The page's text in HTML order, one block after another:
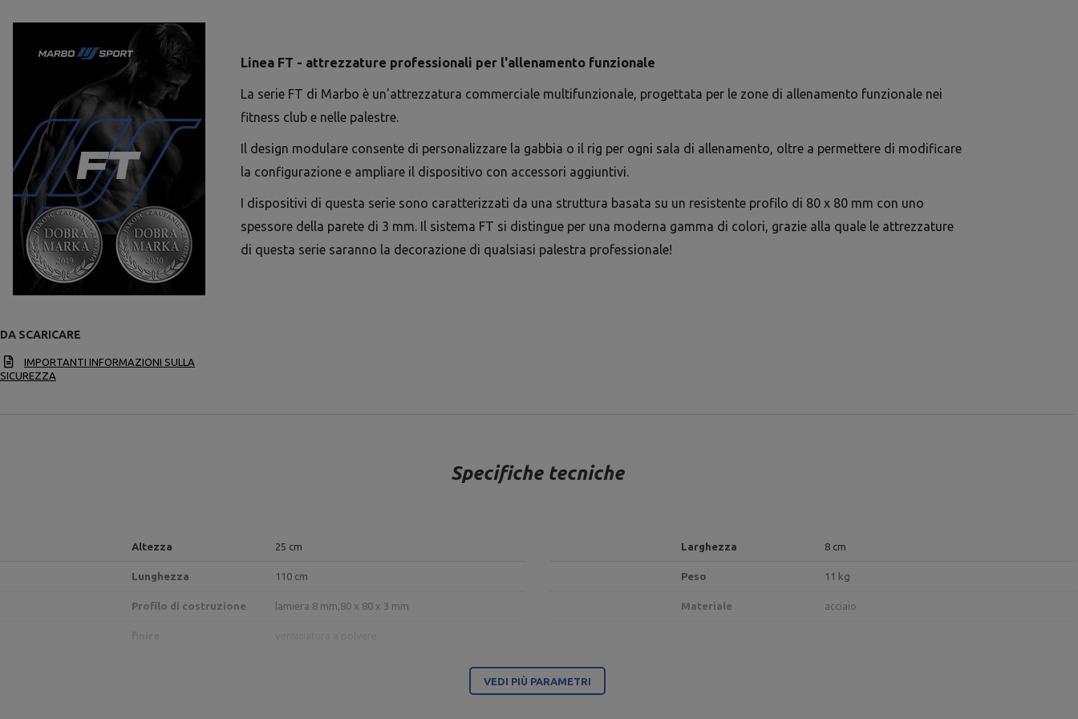
Linea FT - attrezzature professionali per l'allenamento funzionale
La serie FT di Marbo è un'attrezzatura commerciale multifunzionale, progettata per le zone di allenamento funzionale nei
fitness club e nelle palestre.
Il design modulare consente di personalizzare la gabbia o il rig per ogni sala di allenamento, oltre a permettere di modificare
la configurazione e ampliare il dispositivo con accessori aggiuntivi.
I dispositivi di questa serie sono caratterizzati da una struttura basata su un resistente profilo di 80 x 80 mm con uno
spessore della parete di 3 mm. Il sistema FT si distingue per una moderna gamma di colori, grazie alla quale le attrezzature
di questa serie saranno la decorazione di qualsiasi palestra professionale!
DA SCARICARE
IMPORTANTI INFORMAZIONI SULLA
SICUREZZA
Specifiche tecniche
Altezza 25 cm Larghezza 8 cm
Lunghezza 110 cm Peso 11 kg
Profilo di costruzione lamiera 8 mm,80 x 80 x 3 mm Materiale acciaio
Ente responsabile di questo prodotto nell'UE
VEDI PIÙ PARAMETRI